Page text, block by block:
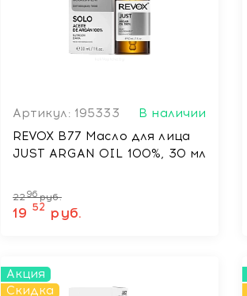
Артикул: 195333
В наличии
REVOX B77 Масло для лица
JUST ARGAN OIL 100%, 30 мл
2296 руб.
19 52 руб.
Акция
Скидка